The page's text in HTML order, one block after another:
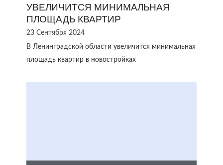
УВЕЛИЧИТСЯ МИНИМАЛЬНАЯ
ПЛОЩАДЬ КВАРТИР
23 Сентября 2024
В Ленинградской области увеличится минимальная
площадь квартир в новостройках